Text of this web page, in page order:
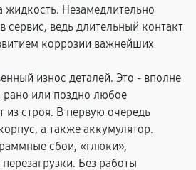
жидкость. Незамедлительно
сервис, ведь длительный контакт
коррозии важнейших
износ деталей. Это - вполне
рано или поздно любое
из строя. В первую очередь
а также аккумулятор.
сбои, «глюки»,
Без работы